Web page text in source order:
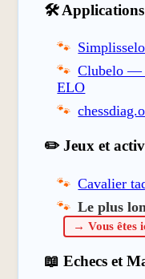
🛠️ Applications
Clubelo —
ELO
✏️ Jeux et
Cavalier
Le plus
→ Vous êtes
📖 Echecs et